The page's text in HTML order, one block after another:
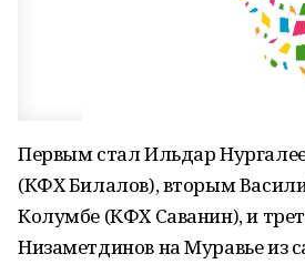
Первым стал Ильдар
(КФХ Билалов), вторым
Колумбе (КФХ Саванин), и
Низаметдинов на Муравье из